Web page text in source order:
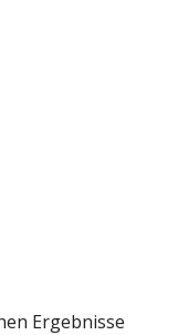
Ergebnisse